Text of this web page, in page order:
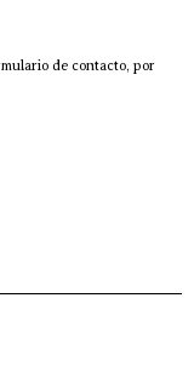
de contacto, por